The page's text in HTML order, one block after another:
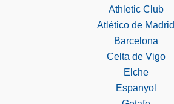
Athletic Club
Atlético de Madrid
Barcelona
Celta de Vigo
Elche
Espanyol